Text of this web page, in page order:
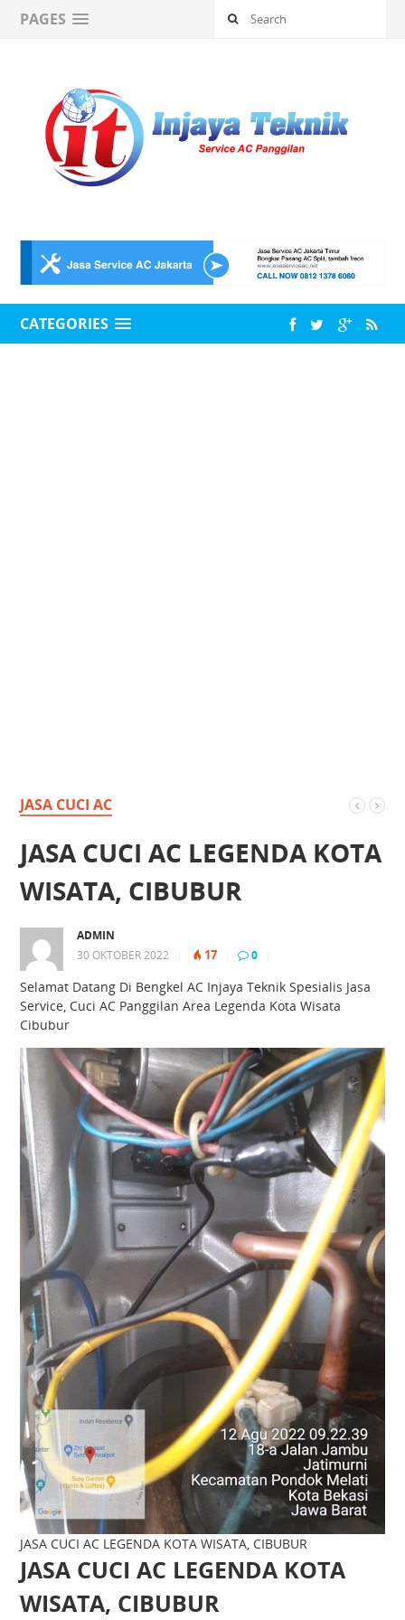
PAGES
CATEGORIES
JASA CUCI AC
JASA CUCI AC LEGENDA KOTA
WISATA, CIBUBUR
ADMIN
30 OKTOBER 2022
17 0
Selamat Datang Di Bengkel AC Injaya Teknik Spesialis Jasa
Service, Cuci AC Panggilan Area Legenda Kota Wisata
Cibubur
JASA CUCI AC LEGENDA KOTA WISATA, CIBUBUR
JASA CUCI AC LEGENDA KOTA
WISATA, CIBUBUR